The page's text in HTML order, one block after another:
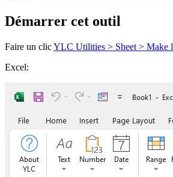
Démarrer cet outil
Faire un clicYLC Utilities > Sheet > Make
Excel: